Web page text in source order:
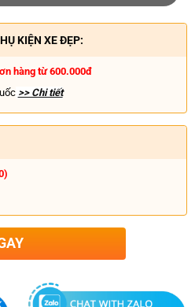
KIỆN XE ĐẸP:
hàng từ 600.000đ
>> Chi tiết